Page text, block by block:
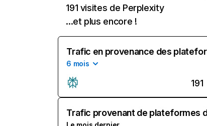
191 visites de Perplexity
...et plus encore !
Trafic en provenance des
6 mois
191
Trafic provenant de plateformes